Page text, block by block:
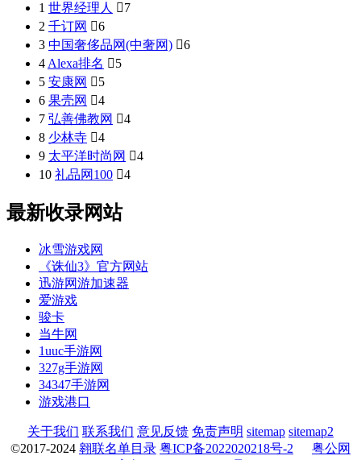
1 世界经理人 7
2 千订网 6
3 中国奢侈品网(中奢网) 6
4 Alexa排名 5
5 安康网 5
6 果壳网 4
7 弘善佛教网 4
8 少林寺 4
9 太平洋时尚网 4
10 礼品网100 4
最新收录网站
冰雪游戏网
《诛仙3》官方网站
迅游网游加速器
爱游戏
骏卡
当牛网
1uuc手游网
327g手游网
34347手游网
游戏港口
关于我们 联系我们 意见反馈 免责声明 sitemap sitemap2
©2017-2024 翱联名单目录 粤ICP备2022020218号-2
粤公网